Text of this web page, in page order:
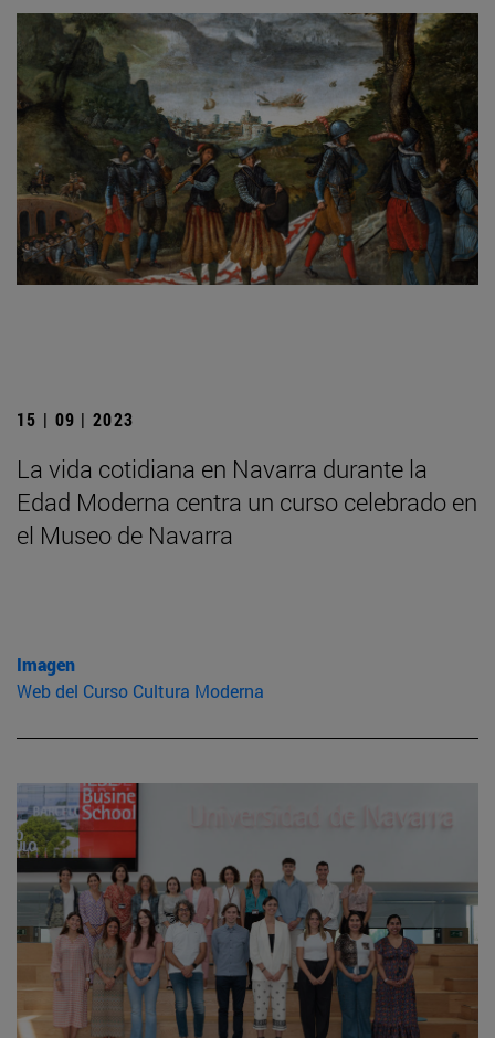
15 | 09 | 2023
La vida cotidiana en Navarra durante la
Edad Moderna centra un curso celebrado en
el Museo de Navarra
Imagen
Web del Curso Cultura Moderna